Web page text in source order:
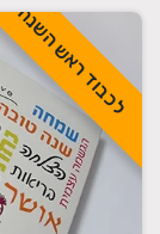
לכבוד ראש השנה